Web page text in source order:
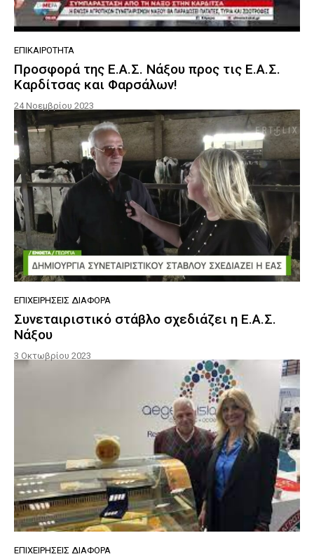
ΕΠΙΚΑΙΡΌΤΗΤΑ
Προσφορά της Ε.Α.Σ. Νάξου προς τις Ε.Α.Σ.
Καρδίτσας και Φαρσάλων!
24 Νοεμβρίου 2023
ΕΠΙΧΕΙΡΉΣΕΙΣ ΔΙΆΦΟΡΑ
Συνεταιριστικό στάβλο σχεδιάζει η Ε.Α.Σ.
Νάξου
3 Οκτωβρίου 2023
ΕΠΙΧΕΙΡΉΣΕΙΣ ΔΙΆΦΟΡΑ